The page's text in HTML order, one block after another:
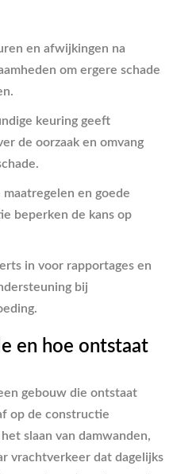
en afwijkingen na
om ergere schade
keuring geeft
de oorzaak en omvang
maatregelen en goede
beperken de kans op
in voor rapportages en
bij
en hoe ontstaat
gebouw die ontstaat
op de constructie
slaan van damwanden,
vrachtverkeer dat dagelijks